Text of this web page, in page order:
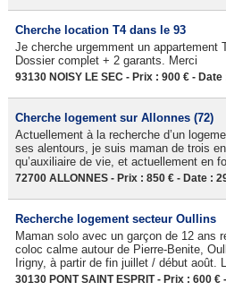
Cherche location T4 dans le 93
Je cherche urgemment un appartement
Dossier complet + 2 garants. Merci
93130 NOISY LE SEC - Prix : 900 € - Date
Cherche logement sur Allonnes (72)
Actuellement à la recherche d’un
ses alentours, je suis maman de trois
qu’auxiliaire de vie, et actuellement en
72700 ALLONNES - Prix : 850 € - Date :
Recherche logement secteur Oullins
Maman solo avec un garçon de 12 ans
coloc calme autour de Pierre-Benite,
Irigny, à partir de fin juillet / début août.
30130 PONT SAINT ESPRIT - Prix : 600 €